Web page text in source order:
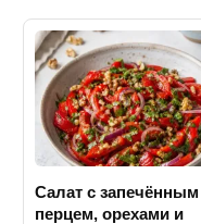
Салат с запечённым
перцем, орехами и